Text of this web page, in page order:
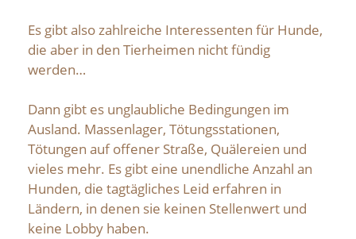
Es gibt also zahlreiche Interessenten für Hunde,
die aber in den Tierheimen nicht fündig
werden…
Dann gibt es unglaubliche Bedingungen im
Ausland. Massenlager, Tötungsstationen,
Tötungen auf offener Straße, Quälereien und
vieles mehr. Es gibt eine unendliche Anzahl an
Hunden, die tagtägliches Leid erfahren in
Ländern, in denen sie keinen Stellenwert und
keine Lobby haben.